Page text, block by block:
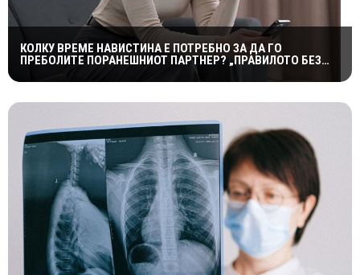
КОЛКУ ВРЕМЕ НАВИСТИНА Е ПОТРЕБНО ЗА ДА ГО
ПРЕБОЛИТЕ ПОРАНЕШНИОТ ПАРТНЕР? „ПРАВИЛОТО БЕЗ
КОНТАКТ“ НЕ Е МАГИЧНА ФОРМУЛА